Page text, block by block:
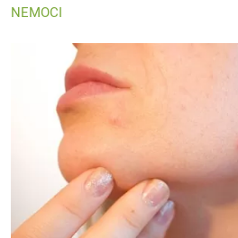
NEMOCI